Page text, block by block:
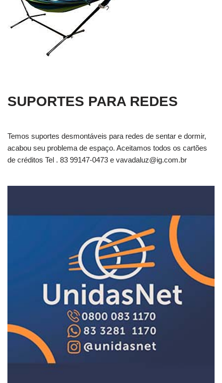
SUPORTES PARA REDES
Temos suportes desmontáveis para redes de sentar e dormir,
acabou seu problema de espaço. Aceitamos todos os cartões
de créditos Tel . 83 99147-0473 e vavadaluz@ig.com.br